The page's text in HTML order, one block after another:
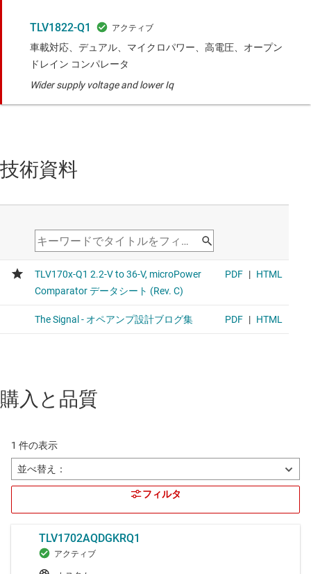
TLV1822-Q1
車載対応、デュアル、マイクロパワー、高電圧、オープン
ドレイン コンパレータ
Wider supply voltage and lower Iq
技術資料
購入と品質